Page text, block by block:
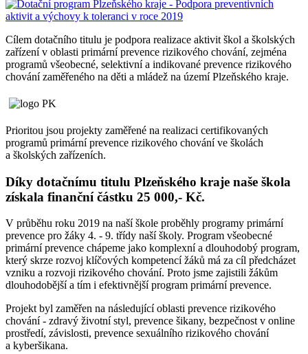
Cílem dotačního titulu je podpora realizace aktivit škol a školských
zařízení v oblasti primární prevence rizikového chování, zejména
programů všeobecné, selektivní a indikované prevence rizikového
chování zaměřeného na děti a mládež na území Plzeňského kraje.
Prioritou jsou projekty zaměřené na realizaci certifikovaných
programů primární prevence rizikového chování ve školách
a školských zařízeních.
Díky dotačnímu titulu Plzeňského kraje naše škola
získala finanční částku 25 000,- Kč.
V průběhu roku 2019 na naší škole proběhly programy primární
prevence pro žáky 4. - 9. třídy naší školy. Program všeobecné
primární prevence chápeme jako komplexní a dlouhodobý program,
který skrze rozvoj klíčových kompetencí žáků má za cíl předcházet
vzniku a rozvoji rizikového chování. Proto jsme zajistili žákům
dlouhodobější a tím i efektivnější program primární prevence.
Projekt byl zaměřen na následující oblasti prevence rizikového
chování - zdravý životní styl, prevence šikany, bezpečnost v online
prostředí, závislosti, prevence sexuálního rizikového chování
a kyberšikana.